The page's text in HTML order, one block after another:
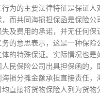
为的主要法律特征是保证人
而共同海损担保函是保险公
及费用的承诺，并无任何保
的意思表示，这是一种保险
的特殊保证。实际情况也是
民保险公司出具担保函的，
损分摊金额承担直接责任，
直接将货物保险人列为货物